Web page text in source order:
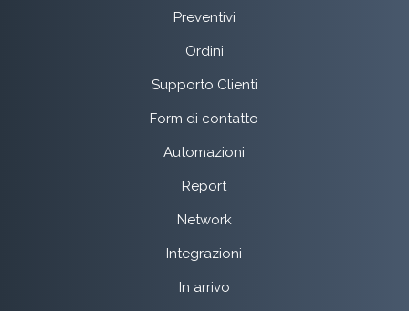
Preventivi
Ordini
Supporto Clienti
Form di contatto
Automazioni
Report
Network
Integrazioni
In arrivo